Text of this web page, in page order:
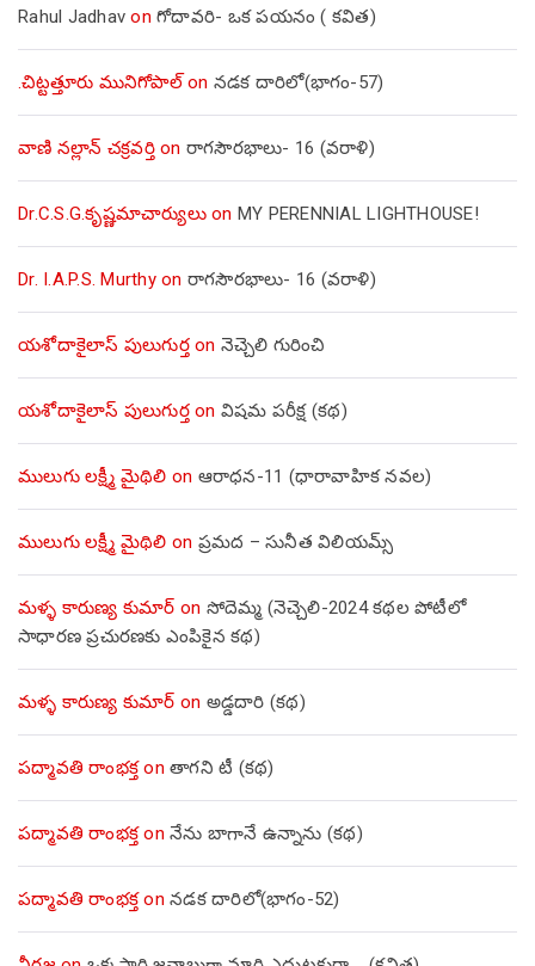
Rahul Jadhav on గోదావరి- ఒక పయనం ( కవిత)
.చిట్టత్తూరు మునిగోపాల్on నడక దారిలో(భాగం-57)
వాణి నల్లాన్ చక్రవర్తిon రాగసౌరభాలు- 16 (వరాళి)
Dr.C.S.G.కృష్ణమాచార్యులుon MY PERENNIAL LIGHTHOUSE!
Dr. I.A.P.S. Murthyon రాగసౌరభాలు- 16 (వరాళి)
యశోదాకైలాస్ పులుగుర్తon నెచ్చెలి గురించి
యశోదాకైలాస్ పులుగుర్తon విషమ పరీక్ష (క‌థ‌)
ములుగు లక్ష్మీ మైథిలి on ఆరాధన-11 (ధారావాహిక నవల)
ములుగు లక్ష్మీ మైథిలి on ప్రమద – సునీత విలియమ్స్
మళ్ళ కారుణ్య కుమార్ on సోదెమ్మ (నెచ్చెలి-2024 కథల పోటీలో
సాధారణ ప్రచురణకు ఎంపికైన కథ)
మళ్ళ కారుణ్య కుమార్ on అడ్డదారి (కథ)
పద్మావతి రాంభక్తon తాగని టీ (కథ)
పద్మావతి రాంభక్తon నేను బాగానే ఉన్నాను (క‌థ‌)
పద్మావతి రాంభక్తon నడక దారిలో(భాగం-52)